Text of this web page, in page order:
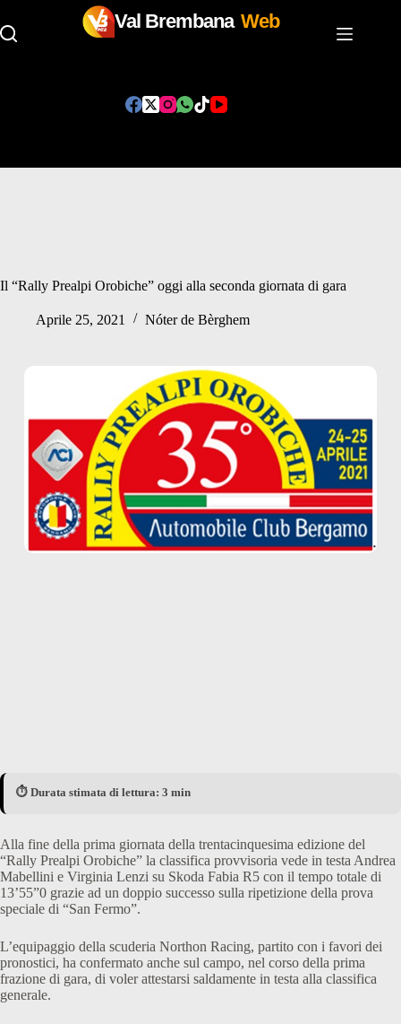
Val Brembana Web
Il “Rally Prealpi Orobiche” oggi alla seconda giornata di gara
Aprile 25, 2021 Nóter de Bèrghem
⏱️ Durata stimata di lettura: 3 min
Alla fine della prima giornata della trentacinquesima edizione del
“Rally Prealpi Orobiche” la classifica provvisoria vede in testa Andrea
Mabellini e Virginia Lenzi su Skoda Fabia R5 con il tempo totale di
13’55”0 grazie ad un doppio successo sulla ripetizione della prova
speciale di “San Fermo”.
L’equipaggio della scuderia Northon Racing, partito con i favori dei
pronostici, ha confermato anche sul campo, nel corso della prima
frazione di gara, di voler attestarsi saldamente in testa alla classifica
generale.